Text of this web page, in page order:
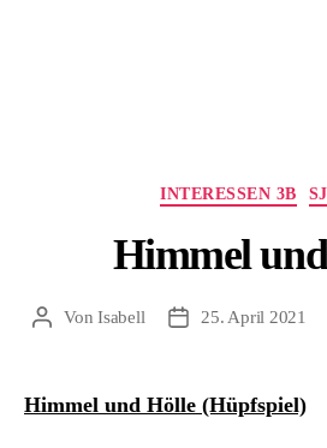
INTERESSEN 3B
Himmel
Beitragsautor
VonIsabell Beitragsdatum
25. April 2021
Himmel und Hölle (Hüpfspiel)